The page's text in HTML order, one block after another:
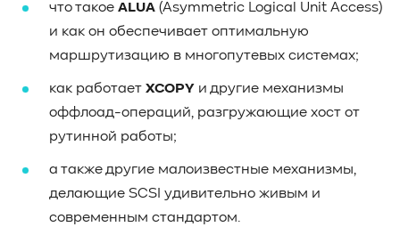
что такое ALUA (Asymmetric Logical Unit Access)
и как он обеспечивает оптимальную
маршрутизацию в многопутевых системах;
как работает XCOPY и другие механизмы
оффлоад-операций, разгружающие хост от
рутинной работы;
а также другие малоизвестные механизмы,
делающие SCSI удивительно живым и
современным стандартом.